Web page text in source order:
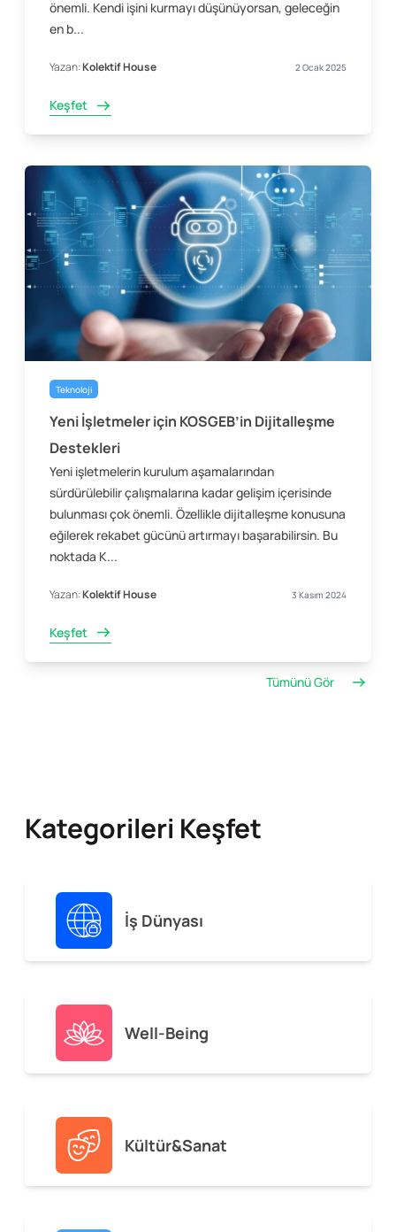
önemli. Kendi işini kurmayı düşünüyorsan, geleceğin
en b...
Yazan:Kolektif House 2 Ocak 2025
Keşfet
Teknoloji
Yeni İşletmeler için KOSGEB’in Dijitalleşme
Destekleri
Yeni işletmelerin kurulum aşamalarından
sürdürülebilir çalışmalarına kadar gelişim içerisinde
bulunması çok önemli. Özellikle dijitalleşme konusuna
eğilerek rekabet gücünü artırmayı başarabilirsin. Bu
noktada K...
Yazan:Kolektif House 3 Kasım 2024
Keşfet
Tümünü Gör
Kategorileri Keşfet
İş Dünyası
Well-Being
Kültür&Sanat